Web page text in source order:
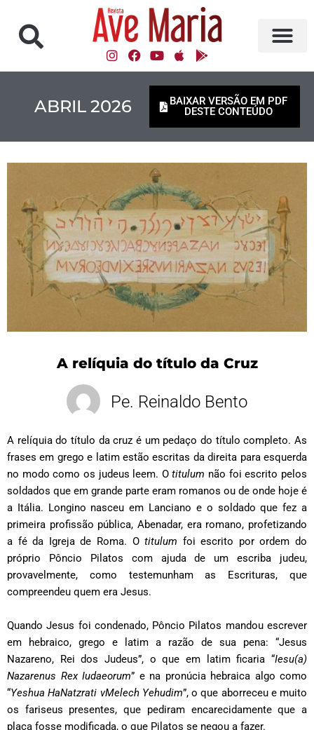
ABRIL 2026
BAIXAR VERSÃO EM PDF
DESTE CONTEÚDO
A relíquia do título da Cruz
Pe. Reinaldo Bento
A relíquia do título da cruz é um pedaço do título completo. As
frases em grego e latim estão escritas da direita para esquerda
no modo como os judeus leem. Otitulum não foi escrito pelos
soldados que em grande parte eram romanos ou de onde hoje é
a Itália. Longino nasceu em Lanciano e o soldado que fez a
primeira profissão pública, Abenadar, era romano, profetizando
a fé da Igreja de Roma. Otitulum foi escrito por ordem do
próprio Pôncio Pilatos com ajuda de um escriba judeu,
provavelmente, como testemunham as Escrituras, que
compreendeu quem era Jesus.
Quando Jesus foi condenado, Pôncio Pilatos mandou escrever
em hebraico, grego e latim a razão de sua pena: “Jesus
Nazareno, Rei dos Judeus”, o que em latim ficaria “Iesu(a)
Nazarenus Rex Iudaeorum” e na pronúcia hebraica algo como
“Yeshua HaNatzrati vMelech Yehudim”, o que aborreceu e muito
os fariseus presentes, que pediram encarecidamente que a
placa fosse modificada, o que Pilatos se negou a fazer.